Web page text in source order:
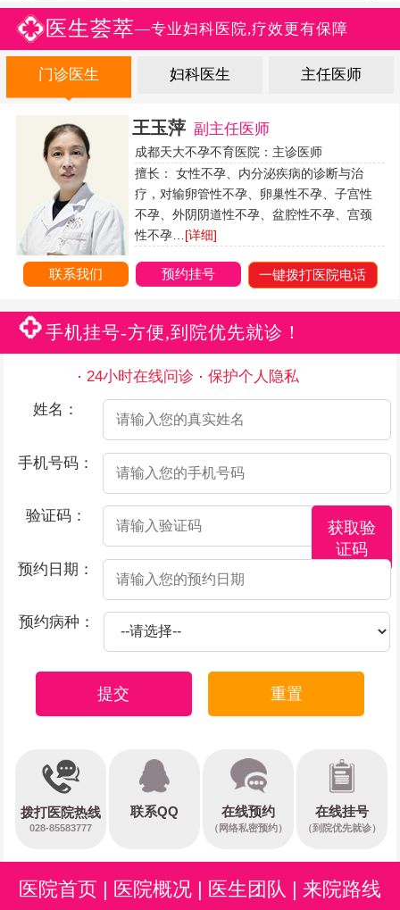
医生荟萃—专业妇科医院,疗效更有保障
门诊医生 妇科医生 主任医师
王玉萍 副主任医师
成都天大不孕不育医院：主诊医师
擅长： 女性不孕、内分泌疾病的诊断与治
疗，对输卵管性不孕、卵巢性不孕、子宫性
不孕、外阴阴道性不孕、盆腔性不孕、宫颈
性不孕… [详细]
联系我们 预约挂号 一键拨打医院电话
手机挂号-方便,到院优先就诊！
24小时在线问诊
保护个人隐私
姓名：
手机号码：
验证码：
获取验
证码
预约日期：
预约病种：
提交 重置
拨打医院热线
028-85583777
联系QQ 在线预约
（网络私密预约）
在线挂号
（到院优先就诊）
医院首页 | 医院概况 | 医生团队 | 来院路线